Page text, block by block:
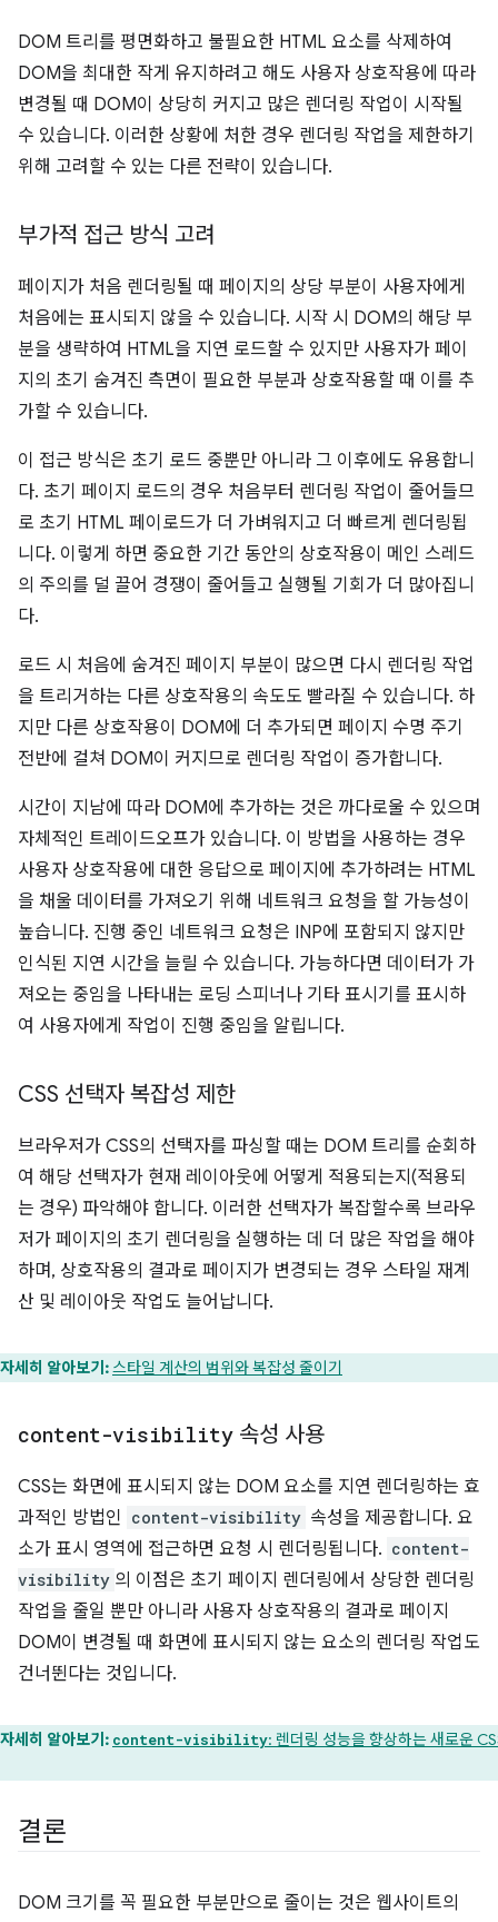
DOM 트리를 평면화하고 불필요한 HTML 요소를 삭제하여
DOM을 최대한 작게 유지하려고 해도 사용자 상호작용에 따라
변경될 때 DOM이 상당히 커지고 많은 렌더링 작업이 시작될
수 있습니다. 이러한 상황에 처한 경우 렌더링 작업을 제한하기
위해 고려할 수 있는 다른 전략이 있습니다.
부가적 접근 방식 고려
페이지가 처음 렌더링될 때 페이지의 상당 부분이 사용자에게
처음에는 표시되지 않을 수 있습니다. 시작 시 DOM의 해당 부
분을 생략하여 HTML을 지연 로드할 수 있지만 사용자가 페이
지의 초기 숨겨진 측면이 필요한 부분과 상호작용할 때 이를 추
가할 수 있습니다.
이 접근 방식은 초기 로드 중뿐만 아니라 그 이후에도 유용합니
다. 초기 페이지 로드의 경우 처음부터 렌더링 작업이 줄어들므
로 초기 HTML 페이로드가 더 가벼워지고 더 빠르게 렌더링됩
니다. 이렇게 하면 중요한 기간 동안의 상호작용이 메인 스레드
의 주의를 덜 끌어 경쟁이 줄어들고 실행될 기회가 더 많아집니
다.
로드 시 처음에 숨겨진 페이지 부분이 많으면 다시 렌더링 작업
을 트리거하는 다른 상호작용의 속도도 빨라질 수 있습니다. 하
지만 다른 상호작용이 DOM에 더 추가되면 페이지 수명 주기
전반에 걸쳐 DOM이 커지므로 렌더링 작업이 증가합니다.
시간이 지남에 따라 DOM에 추가하는 것은 까다로울 수 있으며
자체적인 트레이드오프가 있습니다. 이 방법을 사용하는 경우
사용자 상호작용에 대한 응답으로 페이지에 추가하려는 HTML
을 채울 데이터를 가져오기 위해 네트워크 요청을 할 가능성이
높습니다. 진행 중인 네트워크 요청은 INP에 포함되지 않지만
인식된 지연 시간을 늘릴 수 있습니다. 가능하다면 데이터가 가
져오는 중임을 나타내는 로딩 스피너나 기타 표시기를 표시하
여 사용자에게 작업이 진행 중임을 알립니다.
CSS 선택자 복잡성 제한
브라우저가 CSS의 선택자를 파싱할 때는 DOM 트리를 순회하
여 해당 선택자가 현재 레이아웃에 어떻게 적용되는지(적용되
는 경우) 파악해야 합니다. 이러한 선택자가 복잡할수록 브라우
저가 페이지의 초기 렌더링을 실행하는 데 더 많은 작업을 해야
하며, 상호작용의 결과로 페이지가 변경되는 경우 스타일 재계
산 및 레이아웃 작업도 늘어납니다.
자세히 알아보기:스타일 계산의 범위와 복잡성 줄이기
content-visibility 속성 사용
CSS는 화면에 표시되지 않는 DOM 요소를 지연 렌더링하는 효
과적인 방법인 content-visibility 속성을 제공합니다. 요
소가 표시 영역에 접근하면 요청 시 렌더링됩니다. content-
visibility 의 이점은 초기 페이지 렌더링에서 상당한 렌더링
작업을 줄일 뿐만 아니라 사용자 상호작용의 결과로 페이지
DOM이 변경될 때 화면에 표시되지 않는 요소의 렌더링 작업도
건너뛴다는 것입니다.
자세히 알아보기: content-visibility: 렌더링 성능을 향상하는 새로운
결론
DOM 크기를 꼭 필요한 부분만으로 줄이는 것은 웹사이트의